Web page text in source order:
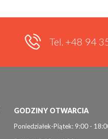
Tel. +48 94
GODZINY OTWARCIA
Poniedziałek-Piątek: 9:00 -